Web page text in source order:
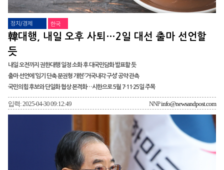
정치/경제 한국
韓대행, 내일 오후 사퇴…2일 대선 출마 선언할
듯
내일 오전까지 권한대행 일정 소화 후 대국민담화 발표할 듯
출마 선언에 ‘임기 단축 분권형 개헌’·‘거국내각 구성’ 공약 관측
국민의힘 후보와 단일화 협상 본격화…시한으로 5월 7·11·25일 주목
입력: 2025-04-30 09:12:49 NNPinfo@newsandpost.com